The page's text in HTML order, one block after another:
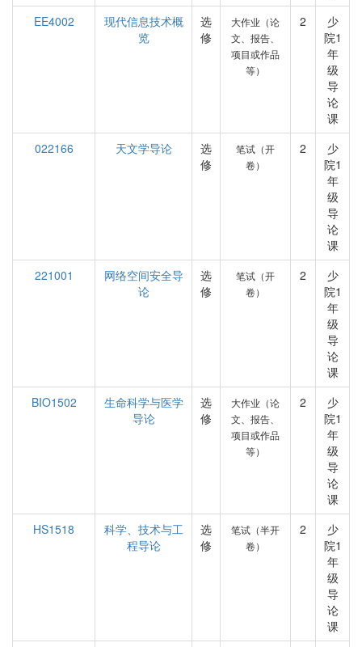
EE4002
现代信息技术概
览
选
修
大作业（论
文、报告、
项目或作品
等）
2
少
院1
年
级
导
论
课
022166
天文学导论
选
修
笔试（开
卷）
2
少
院1
年
级
导
论
课
221001
网络空间安全导
论
选
修
笔试（开
卷）
2
少
院1
年
级
导
论
课
BIO1502
生命科学与医学
导论
选
修
大作业（论
文、报告、
项目或作品
等）
2
少
院1
年
级
导
论
课
HS1518
科学、技术与工
程导论
选
修
笔试（半开
卷）
2
少
院1
年
级
导
论
课